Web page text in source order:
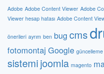
Adobe Adobe Content Viewer Adobe
Viewer hesap hatası Adobe Content
önerileri ayrım ben bug cms
fotomontaj Google
sistemijoomla magento